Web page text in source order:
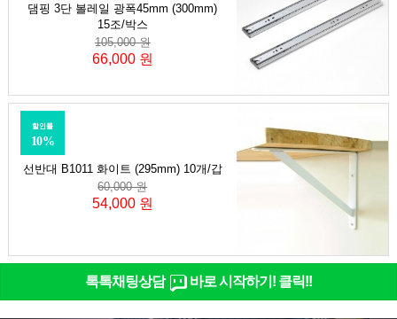
댐핑 3단 볼레일 광폭45mm (300mm)
15조/박스
105,000 원
66,000 원
선반대 B1011 화이트 (295mm) 10개/갑
할인률
10%
60,000 원
54,000 원
톡톡채팅상담 바로 시작하기! 클릭!!